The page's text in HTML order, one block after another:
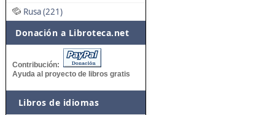
Rusa (221)
Donación a Libroteca.net
Contribución:
Ayuda al proyecto de libros gratis
Libros de idiomas